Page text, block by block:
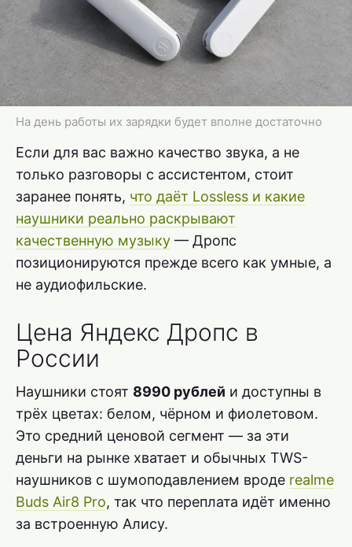
На день работы их зарядки будет вполне достаточно
Если для вас важно качество звука, а не
только разговоры с ассистентом, стоит
заранее понять, что даёт Lossless и какие
наушники реально раскрывают
качественную музыку — Дропс
позиционируются прежде всего как умные, а
не аудиофильские.
Цена Яндекс Дропс в
России
Наушники стоят 8990 рублей и доступны в
трёх цветах: белом, чёрном и фиолетовом.
Это средний ценовой сегмент — за эти
деньги на рынке хватает и обычных TWS-
наушников с шумоподавлением вроде realme
Buds Air8 Pro, так что переплата идёт именно
за встроенную Алису.